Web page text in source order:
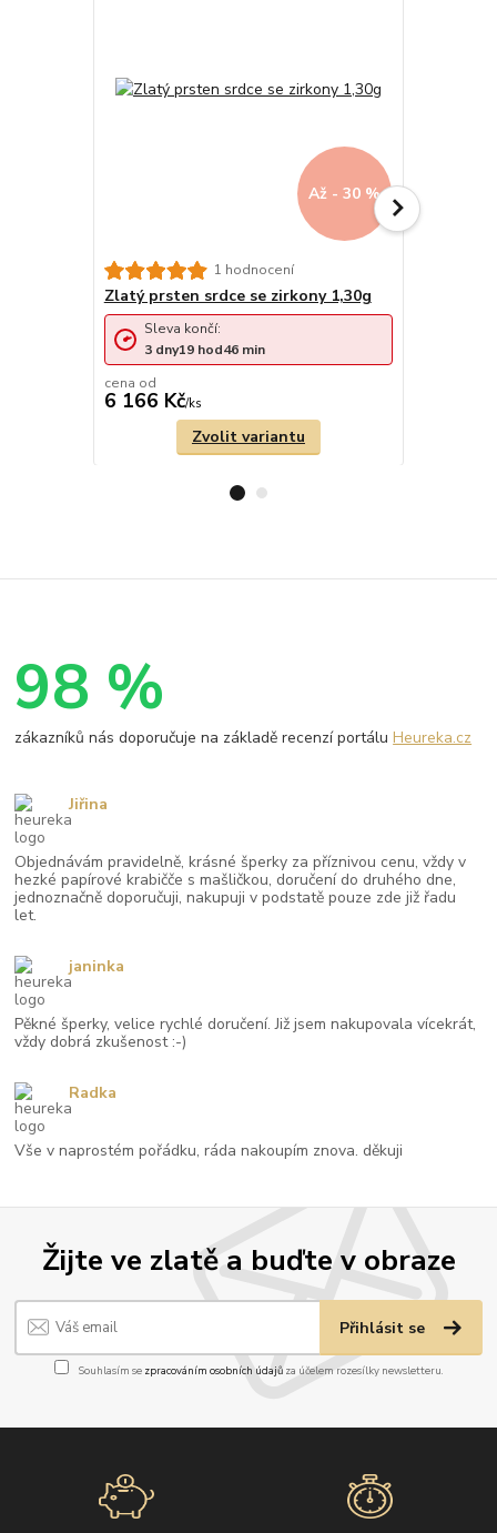
Až - 30 %
1 hodnocení
Zlatý prsten srdce se zirkony 1,30g
cena od
6 166 Kč/ks
Sleva končí:
3 dny19 hod46 min
Zvolit variantu
Žijte ve zlatě a buďte v obraze
Přihlásit se
Souhlasím se zpracováním osobních údajůza účelem rozesílky newsletteru.
98 %
zákazníků nás doporučuje na základě recenzí portáluHeureka.cz
Objednávám pravidelně, krásné šperky za příznivou cenu, vždy v
hezké papírové krabičče s mašličkou, doručení do druhého dne,
jednoznačně doporučuji, nakupuji v podstatě pouze zde již řadu
let.
Jiřina
Pěkné šperky, velice rychlé doručení. Již jsem nakupovala vícekrát,
vždy dobrá zkušenost :-)
janinka
Vše v naprostém pořádku, ráda nakoupím znova. děkuji
Radka